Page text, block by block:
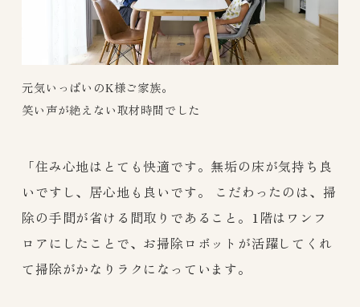
元気いっぱいのK様ご家族。
笑い声が絶えない取材時間でした
「住み心地はとても快適です。無垢の床が気持ち良
いですし、居心地も良いです。 こだわったのは、掃
除の手間が省ける間取りであること。1階はワンフ
ロアにしたことで、お掃除ロボットが活躍してくれ
て掃除がかなりラクになっています。